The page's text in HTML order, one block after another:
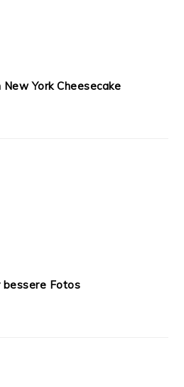
York Cheesecake
bessere Fotos